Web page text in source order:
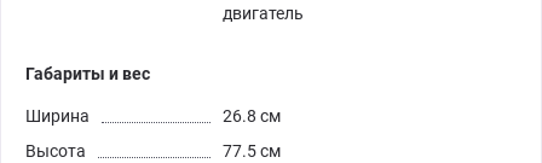
двигатель
Габариты и вес
Ширина
26.8 см
Высота
77.5 см